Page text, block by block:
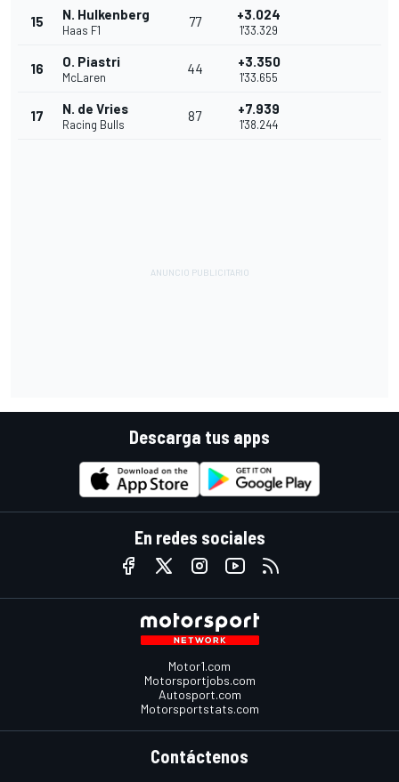
15 N. Hulkenberg
Haas F1
77 +3.024
1'33.329
16 O. Piastri
McLaren
44 +3.350
1'33.655
17 N. de Vries
Racing Bulls
87 +7.939
1'38.244
Descarga tus apps
En redes sociales
Motor1.com
Motorsportjobs.com
Autosport.com
Motorsportstats.com
Contáctenos